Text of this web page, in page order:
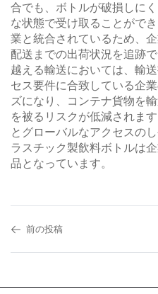
合でも、ボトルが破損しに
な状態で受け取ることがで
業と統合されているため、
配送までの出荷状況を追跡
越える輸送においては、輸
セス要件に合致している企
ズになり、コンテナ貨物を
を被るリスクが低減されま
とグローバルなアクセスの
ラスチック製飲料ボトルは
品となっています。
前の投稿